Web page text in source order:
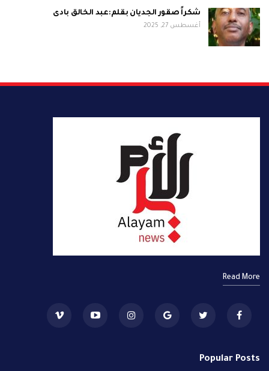
شكراً صقور الجديان بقلم:عبد الخالق بادى
أغسطس 27, 2025
Read More
Popular Posts